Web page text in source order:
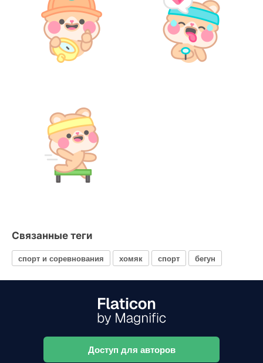
Связанные теги
спорт и соревнования хомяк спорт бегун
Доступ для авторов